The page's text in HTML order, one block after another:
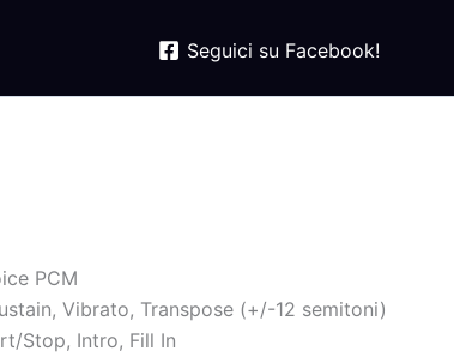
Seguici su Facebook!
PCM
Vibrato, Transpose (+/-12 semitoni)
Stop, Intro, Fill In